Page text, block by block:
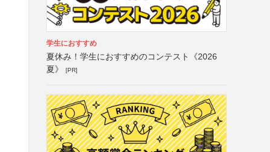
学生におすすめ
夏休み！学生におすすめのコンテスト《2026
夏》
[PR]